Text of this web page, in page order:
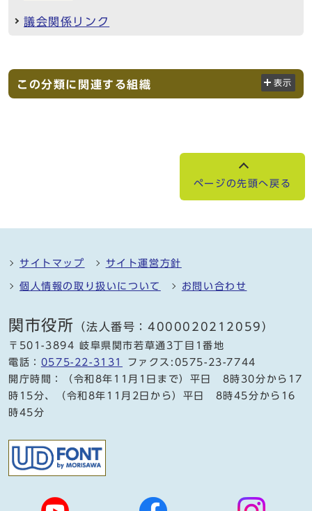
議会関係リンク
この分類に関連する組織 表示
ページの先頭へ戻る
サイトマップ サイト運営方針
個人情報の取り扱いについて お問い合わせ
関市役所 （法人番号：4000020212059）
〒501-3894 岐阜県関市若草通3丁目1番地
電話： 0575-22-3131
ファクス:0575-23-7744
開庁時間：（令和8年11月1日まで）平日 8時30分から17
時15分、（令和8年11月2日から）平日 8時45分から16
時45分